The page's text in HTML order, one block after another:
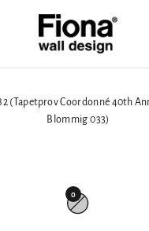
Fiona Walldesign
(Tapetprov Coordonné 40th
Blommig 033)
0